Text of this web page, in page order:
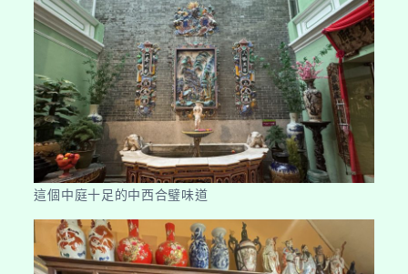
這個中庭十足的中西合璧味道